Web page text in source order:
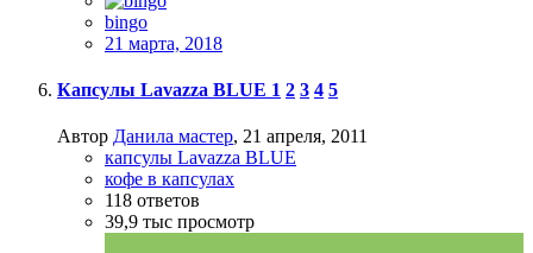
bingo
21 марта, 2018
Капсулы Lavazza BLUE 1 2 3 4 5
Автор Данила мастер, 21 апреля, 2011
капсулы Lavazza BLUE
кофе в капсулах
118 ответов
39,9 тыс просмотр